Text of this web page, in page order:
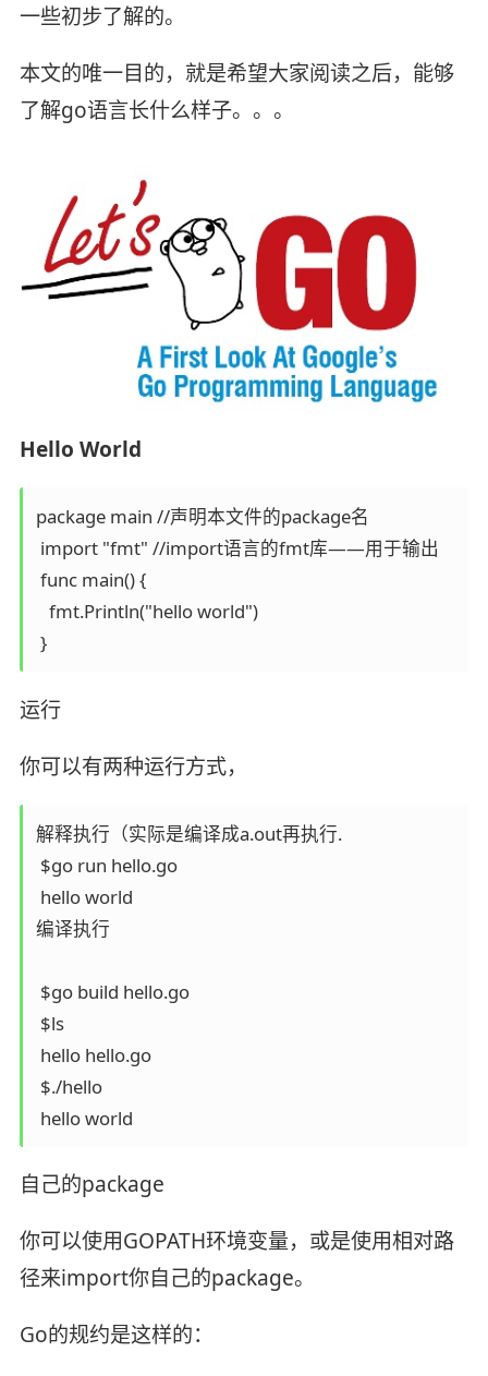
一些初步了解的。
本文的唯一目的，就是希望大家阅读之后，能够
了解go语言长什么样子。。。
Hello World
package main //声明本文件的package名
import "fmt" //import语言的fmt库——用于输出
func main() {
   fmt.Println("hello world")
}
运行
你可以有两种运行方式，
解释执行（实际是编译成a.out再执行.
$go run hello.go
hello world
编译执行
$go build hello.go
$ls
hello hello.go
$./hello
hello world
自己的package
你可以使用GOPATH环境变量，或是使用相对路
径来import你自己的package。
Go的规约是这样的：